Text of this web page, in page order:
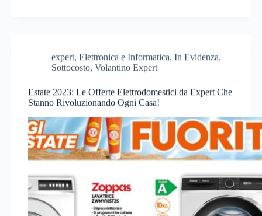
expert, Elettronica e Informatica, In Evidenza,
Sottocosto, Volantino Expert
Estate 2023: Le Offerte Elettrodomestici da Expert Che
Stanno Rivoluzionando Ogni Casa!